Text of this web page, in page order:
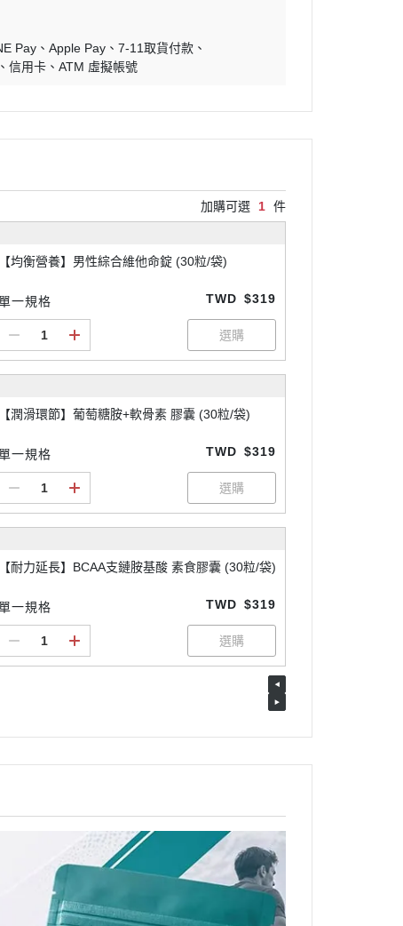
Pay Apple Pay
7-11取貨付款
信用卡 ATM 虛擬帳號
加購可選 1 件
【均衡營養】男性綜合維他命錠 (30粒/袋)
單一規格 TWD $319
【潤滑環節】葡萄糖胺+軟骨素 膠囊 (30粒/袋)
單一規格 TWD $319
【耐力延長】BCAA支鏈胺基酸 素食膠囊 (30粒/袋)
單一規格 TWD $319